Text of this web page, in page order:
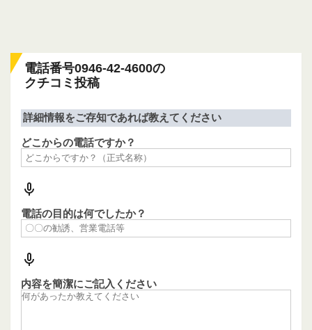
電話番号0946-42-4600の
クチコミ投稿
詳細情報をご存知であれば教えてください
どこからの電話ですか？
電話の目的は何でしたか？
内容を簡潔にご記入ください